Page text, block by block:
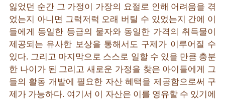
잃었던 순간 그 가정이 가장의 요절로 인해 어려움을 겪
었는지 아니면 그럭저럭 오래 버틸 수 있었는지 간에 이
들에게 동일한 등급의 물자와 동일한 가격의 취득물이
제공되는 유사한 보상을 통해서도 구제가 이루어질 수
있다. 그리고 마지막으로 스스로 일할 수 있을 만큼 충분
한 나이가 된 그리고 새로운 가정을 찾은 아이들에게 그
들의 활동 개발에 필요한 자산 혜택을 제공함으로써 구
제가 가능하다. 여기서 이 자산은 이를 영유할 수 있기에